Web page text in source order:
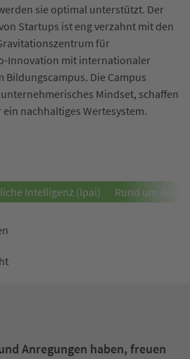
Intelligenz (Ipai) Rund um den
sie optimal unterstützt. Der
Startups ist eng verzahnt mit den
für
Innovation mit internationaler
Die Campus
Mindset, schaffen
nachhaltiges Wertesystem.
Anregungen haben, freuen